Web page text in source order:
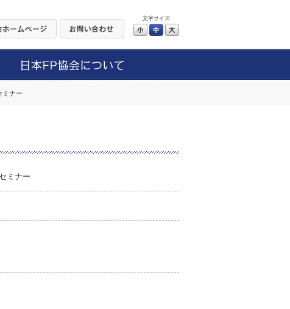
文字サイズ
小 中
ナー
ミナー